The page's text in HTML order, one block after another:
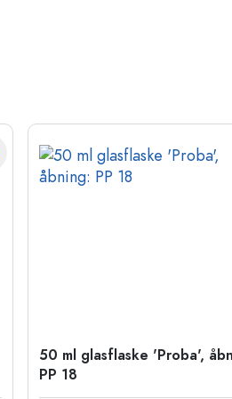
50 ml glasflaske 'Proba',
PP 18